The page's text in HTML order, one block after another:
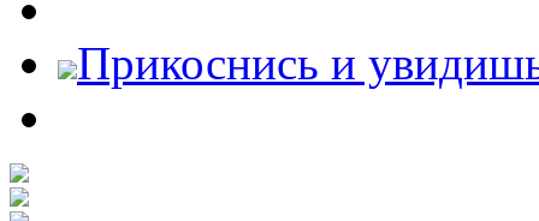
Прикоснись и